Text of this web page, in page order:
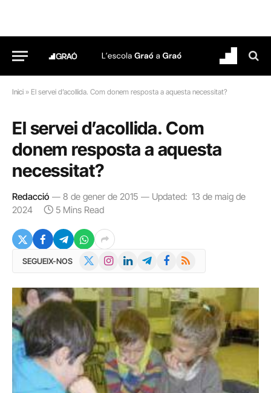
Inici » El servei d’acollida. Com donem resposta a aquesta necessitat?
El servei d’acollida. Com
donem resposta a aquesta
necessitat?
Redacció 8 de gener de 2015 Updated: 13 de maig de
2024
5 Mins Read
SEGUEIX-NOS InstagramLinkedInTelegramFacebook
RSS